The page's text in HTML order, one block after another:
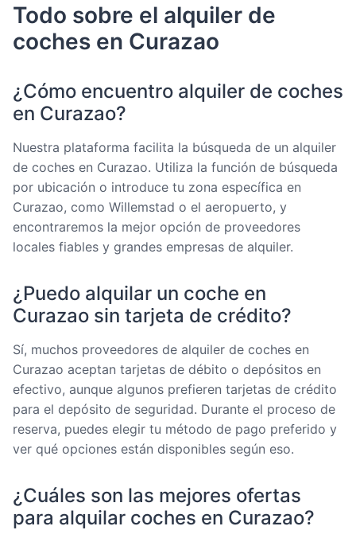
Todo sobre el alquiler de
coches en Curazao
¿Cómo encuentro alquiler de coches
en Curazao?
Nuestra plataforma facilita la búsqueda de un alquiler
de coches en Curazao. Utiliza la función de búsqueda
por ubicación o introduce tu zona específica en
Curazao, como Willemstad o el aeropuerto, y
encontraremos la mejor opción de proveedores
locales fiables y grandes empresas de alquiler.
¿Puedo alquilar un coche en
Curazao sin tarjeta de crédito?
Sí, muchos proveedores de alquiler de coches en
Curazao aceptan tarjetas de débito o depósitos en
efectivo, aunque algunos prefieren tarjetas de crédito
para el depósito de seguridad. Durante el proceso de
reserva, puedes elegir tu método de pago preferido y
ver qué opciones están disponibles según eso.
¿Cuáles son las mejores ofertas
para alquilar coches en Curazao?